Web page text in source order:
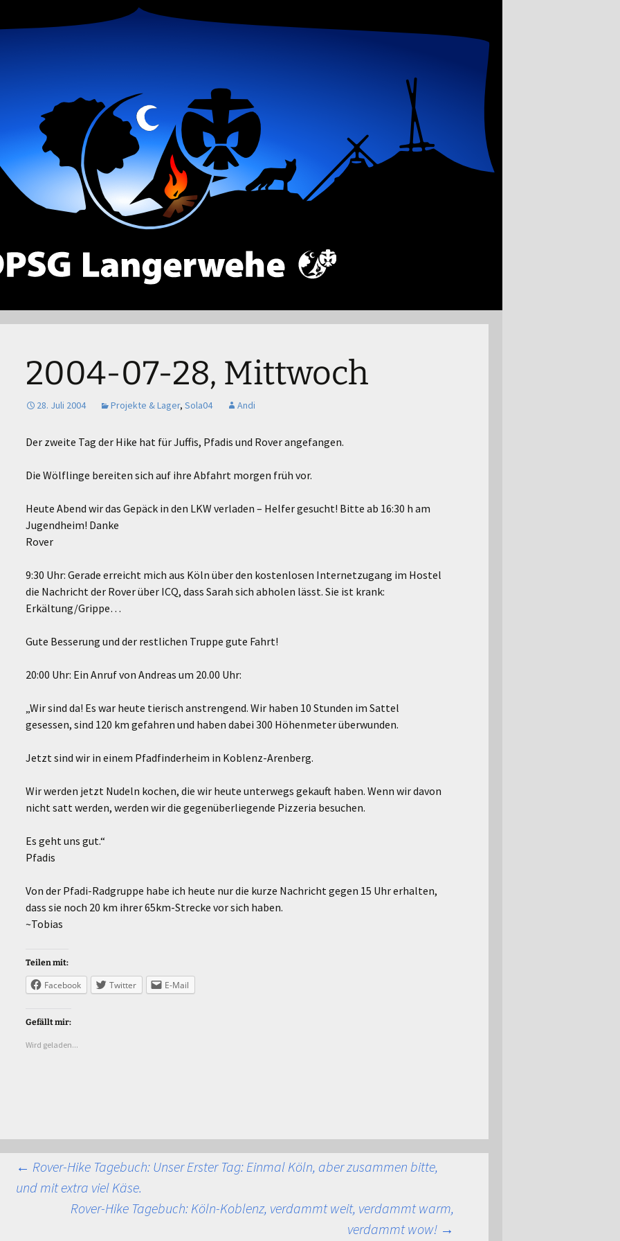
Langerwehe
Pfadfinderschaft St. Georg
2004-07-28, Mittwoch
28. Juli 2004 Projekte & Lager, Sola04 Andi
Der zweite Tag der Hike hat für Juffis, Pfadis und Rover angefangen.
Die Wölflinge bereiten sich auf ihre Abfahrt morgen früh vor.
Heute Abend wir das Gepäck in den LKW verladen – Helfer gesucht! Bitte ab 16:30 h am
Jugendheim! Danke
Rover
9:30 Uhr: Gerade erreicht mich aus Köln über den kostenlosen Internetzugang im Hostel
die Nachricht der Rover über ICQ, dass Sarah sich abholen lässt. Sie ist krank:
Erkältung/Grippe…
Gute Besserung und der restlichen Truppe gute Fahrt!
20:00 Uhr: Ein Anruf von Andreas um 20.00 Uhr:
„Wir sind da! Es war heute tierisch anstrengend. Wir haben 10 Stunden im Sattel
gesessen, sind 120 km gefahren und haben dabei 300 Höhenmeter überwunden.
Jetzt sind wir in einem Pfadfinderheim in Koblenz-Arenberg.
Wir werden jetzt Nudeln kochen, die wir heute unterwegs gekauft haben. Wenn wir davon
nicht satt werden, werden wir die gegenüberliegende Pizzeria besuchen.
Es geht uns gut.“
Pfadis
Von der Pfadi-Radgruppe habe ich heute nur die kurze Nachricht gegen 15 Uhr erhalten,
dass sie noch 20 km ihrer 65km-Strecke vor sich haben.
~Tobias
Teilen mit:
Facebook Twitter E-Mail
Gefällt mir:
Wird geladen...
Beitragsnavigation
← Rover-Hike Tagebuch: Unser Erster Tag: Einmal Köln, aber zusammen bitte,
und mit extra viel Käse.
Rover-Hike Tagebuch: Köln-Koblenz, verdammt weit, verdammt warm,
verdammt wow! →